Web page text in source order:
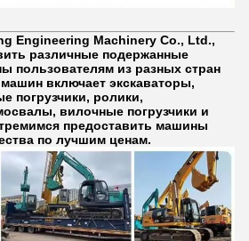
Engineering Machinery Co., Ltd.,
различные подержанные
пользователям из разных стран
включает экскаваторы,
погрузчики, ролики,
вилочные погрузчики и
предоставить машины
по лучшим ценам.